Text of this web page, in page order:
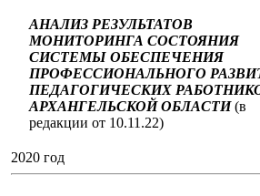
АНАЛИЗ РЕЗУЛЬТАТОВ
МОНИТОРИНГА СОСТОЯНИЯ
СИСТЕМЫ ОБЕСПЕЧЕНИЯ
ПРОФЕССИОНАЛЬНОГО
ПЕДАГОГИЧЕСКИХ
АРХАНГЕЛЬСКОЙ ОБЛАСТИ(в
редакции от 10.11.22)
2020 год